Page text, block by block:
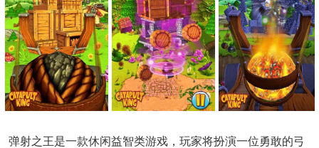
弹射之王是一款休闲益智类游戏，玩家将扮演一位勇敢的弓